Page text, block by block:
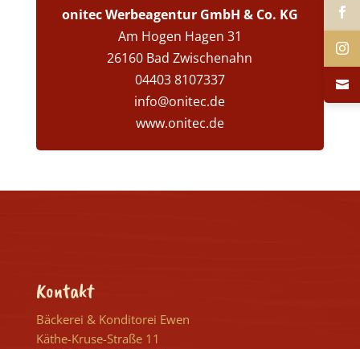
onitec Werbeagentur GmbH & Co. KG
Am Hogen Hagen 31
26160 Bad Zwischenahn
04403 8107337
info@onitec.de
www.onitec.de
Kontakt
Bäckerei & Konditorei Ewen
Käthe-Kruse-Straße 11